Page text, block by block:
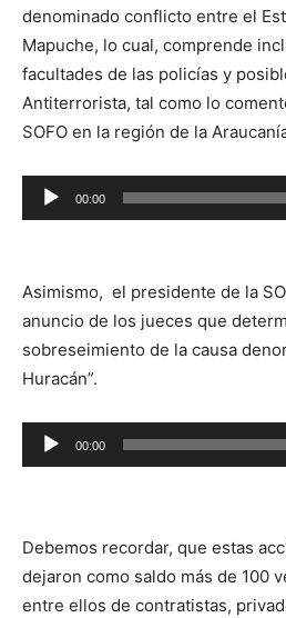
denominado conflicto entre el
Mapuche, lo cual, comprende
facultades de las policías y
Antiterrorista, tal como lo
SOFO en la región de la
Reproductor
de
00:00
Asimismo, el presidente de la
anuncio de los jueces que
sobreseimiento de la causa
Huracán”.
Reproductor
de
00:00
Debemos recordar, que estas
dejaron como saldo más de 100
entre ellos de contratistas,